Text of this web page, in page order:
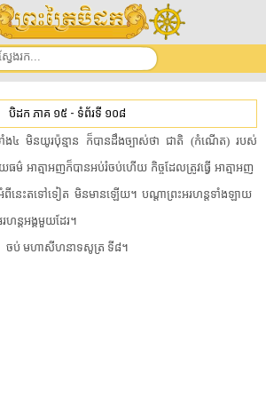
បិដក ភាគ ១៥ - ទំព័រទី ១០៨
ង៤​ ​មិនយូរ​ប៉ុន្មាន​ ​ក៏បាន​ដឹង​ច្បាស់​ថា​ ​ជាតិ​ ​(​កំណើត​)​ ​របស់​
អាត្មាអញ​ក៏បាន​អប់រំ​ចប់ហើយ​ ​កិច្ច​ដែល​ត្រូវ​ធ្វើ​ ​អាត្មាអញ​
ពី​នេះ​តទៅទៀត​ ​មិន​មាន​ឡើយ​។​ ​បណ្តា​ព្រះអរហន្ត​ទាំងឡាយ​
ហន្ត​អង្គ​មួយ​ដែរ​។​
​ចប់​ ​មហា​សីហនាទ​សូត្រ​ ​ទី៨​។​